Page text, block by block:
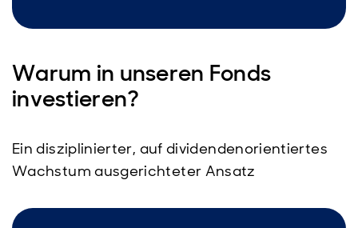
Warum in unseren Fonds
investieren?
Ein disziplinierter, auf dividendenorientiertes
Wachstum ausgerichteter Ansatz